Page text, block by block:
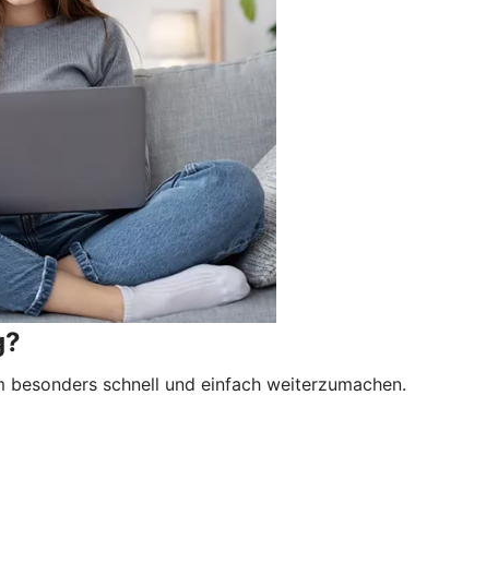
besonders schnell und einfach weiterzumachen.